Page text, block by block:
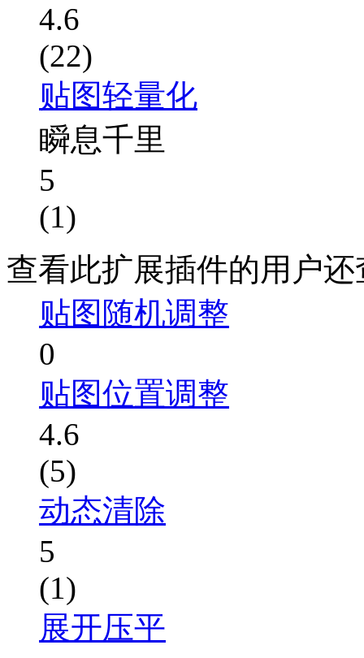
4.6
(22)
贴图轻量化
瞬息千里
5
(1)
查看此扩展插件的用户
贴图随机调整
0
贴图位置调整
4.6
(5)
动态清除
5
(1)
展开压平